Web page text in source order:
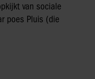
van sociale
poes Pluis (die